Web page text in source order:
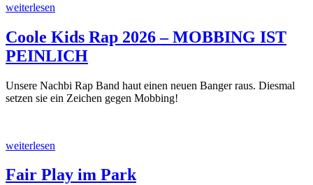
weiterlesen
Coole Kids Rap 2026 – MOBBING IST
PEINLICH
Unsere Nachbi Rap Band haut einen neuen Banger raus. Diesmal
setzen sie ein Zeichen gegen Mobbing!
weiterlesen
Fair Play im Park